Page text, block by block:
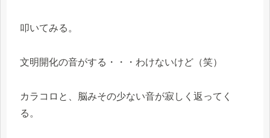
叩いてみる。
文明開化の音がする・・・わけないけど（笑）
カラコロと、脳みその少ない音が寂しく返ってく
る。